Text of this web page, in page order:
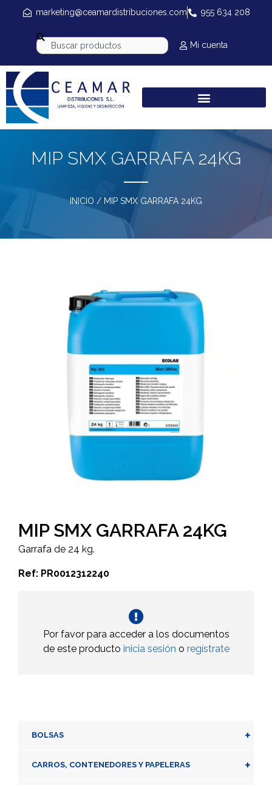
marketing@ceamardistribuciones.com 955 634 208
Mi cuenta
MIP SMX GARRAFA 24KG
INICIO / MIP SMX GARRAFA 24KG
+
BOLSAS
+
CARROS, CONTENEDORES Y PAPELERAS
MIP SMX GARRAFA 24KG
Garrafa de 24 kg.
Ref: PR0012312240
Por favor para acceder a los documentos
de este producto inicia sesión o regístrate